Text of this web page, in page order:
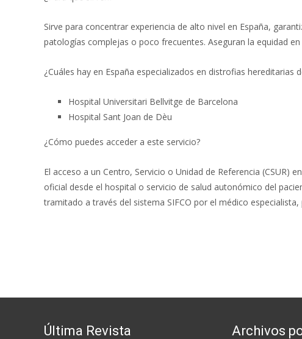
Sirve para concentrar experiencia de alto nivel en España,
patologías complejas o poco frecuentes. Aseguran la equidad
¿Cuáles hay en España especializados en distrofias hereditarias
Hospital Universitari Bellvitge de Barcelona
Hospital Sant Joan de Dèu
¿Cómo puedes acceder a este servicio?
El acceso a un Centro, Servicio o Unidad de Referencia (CSUR)
oficial desde el hospital o servicio de salud autonómico del
tramitado a través del sistema SIFCO por el médico especialista,
Última Revista Archivos